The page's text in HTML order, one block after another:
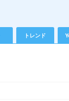
トレンド